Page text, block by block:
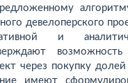
девелоперского
и
через покупку
имеют